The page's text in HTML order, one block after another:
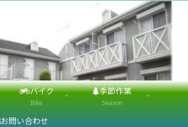
バイク
Bike
季節作業
Season
お問い合わせ